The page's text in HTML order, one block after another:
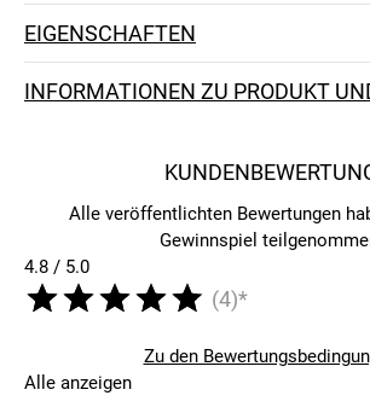
EIGENSCHAFTEN
INFORMATIONEN ZU PRODUKT
Alle veröffentlichten Bewertungen
Gewinnspiel
4.8 / 5.0
(4)*
Zu den
Alle anzeigen